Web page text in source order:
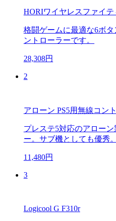
HORIワイヤレスファイ
格闘ゲームに最適な6ボ
ントローラーです。
28,308円
2
アローン PS5用無線コン
プレステ5対応のアロー
ー。サブ機としても優秀。
11,480円
3
Logicool G F310r